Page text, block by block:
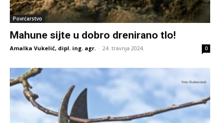
Povrćarstvo
Mahune sijte u dobro drenirano tlo!
Amalka Vukelić, dipl. ing. agr. - 24. travnja 2024. 0